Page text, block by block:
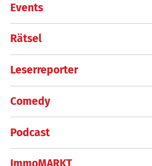
Events
Rätsel
Leserreporter
Comedy
Podcast